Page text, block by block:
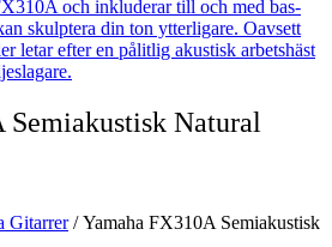
Semiakustisk Natural
Gitarrer/ Yamaha FX310A Semiakustisk